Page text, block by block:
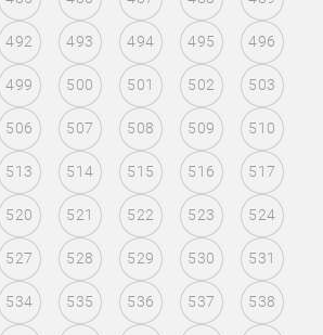
492 493 494 495 496
499 500 501 502 503
506 507 508 509 510
513 514 515 516 517
520 521 522 523 524
527 528 529 530 531
534 535 536 537 538